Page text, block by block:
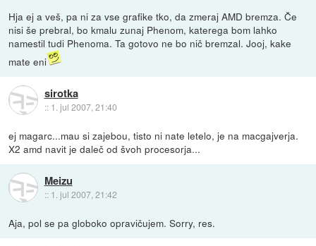
Hja ej a veš, pa ni za vse grafike tko, da zmeraj AMD bremza. Če
nisi še prebral, bo kmalu zunaj Phenom, katerega bom lahko
namestil tudi Phenoma. Ta gotovo ne bo nič bremzal. Jooj, kake
mate eni
sirotka
:: 1. jul 2007, 21:40
ej magarc...mau si zajebou, tisto ni nate letelo, je na macgajverja.
X2 amd navit je daleč od švoh procesorja...
Meizu
:: 1. jul 2007, 21:42
Aja, pol se pa globoko opravičujem. Sorry, res.